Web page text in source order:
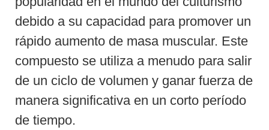
debido a su capacidad para promover un
rápido aumento de masa muscular. Este
compuesto se utiliza a menudo para salir
de un ciclo de volumen y ganar fuerza de
manera significativa en un corto período
de tiempo.